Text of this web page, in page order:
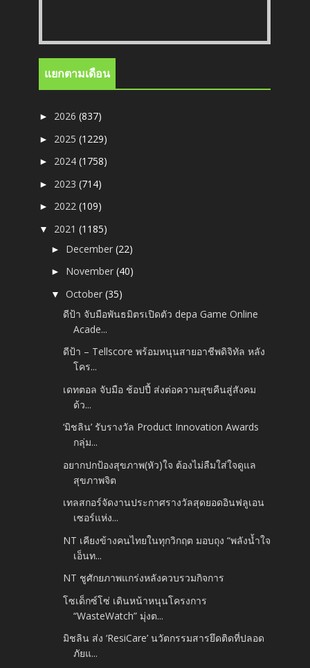
แยกตามเดือน
► 2026(837)
► 2025(1229)
► 2024(1758)
► 2023(714)
► 2022(109)
▼ 2021(1185)
► December(22)
► November(40)
▼October(35)
ดีป้า จับมือพันธมิตรเปิดตัว depa Game Online
Acade...
ดีป้า – Tellscore พร้อมหนุนสายอาชีพดิจิทัล หลัง
โคร...
เดทตอล จับมือ ช้อปปี้ ส่งต่อความสุขคืนสู่สังคม
ด้ว...
‘มิชลิน’ รับรางวัล Product Innovation Awards
กลุ่ม...
อยากปกป้องสุขภาพ(หัว)ใจ ต้องไม่ลืมใส่ใจดูแล
สุขภาพจิต
เทลสกอร์จัดงานประกาศรางวัลสุดยอดอินฟลูเอน
เซอร์แห่ง...
NT เคียงข้างคนไทยในทุกวิกฤต มอบถุง “พลังน้ำใจ
เอ็นท...
NT ชูศักยภาพแกร่งหลังควบรวมกิจการ
โซเด็กซ์โซ่ เดินหน้าหนุนโครงการ
“WasteWatch” มุ่งต...
มิชลิน ส่ง ‘ResiCare’ นวัตกรรมสารยึดติดที่ปลอด
ภัยแ...